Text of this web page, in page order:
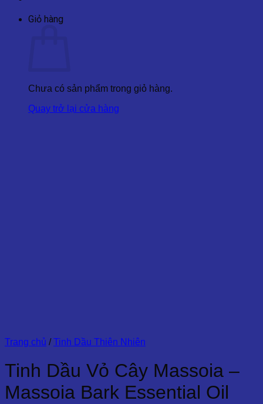
Giỏ hàng
Chưa có sản phẩm trong giỏ hàng.
Quay trở lại cửa hàng
Trang chủ / Tinh Dầu Thiên Nhiên
Tinh Dầu Vỏ Cây Massoia –
Massoia Bark Essential Oil